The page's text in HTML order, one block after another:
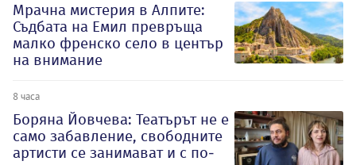
Мрачна мистерия в Алпите:
Съдбата на Емил превръща
малко френско село в център
на внимание
8 часа
Боряна Йовчева: Театърът не е
само забавление, свободните
артисти се занимават и с по-